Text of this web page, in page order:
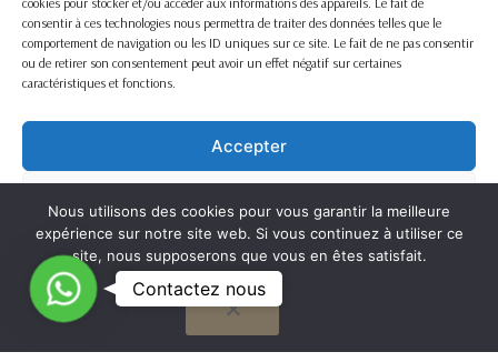
consentir à ces technologies nous permettra de traiter des données telles que le
comportement de navigation ou les ID uniques sur ce site. Le fait de ne pas consentir
ou de retirer son consentement peut avoir un effet négatif sur certaines
caractéristiques et fonctions.
Accepter
Voir les préférences
Cookie Policy
Nous utilisons des cookies pour vous garantir la meilleure
expérience sur notre site web. Si vous continuez à utiliser ce
site, nous supposerons que vous en êtes satisfait.
OK
C
o
n
Contactez nous